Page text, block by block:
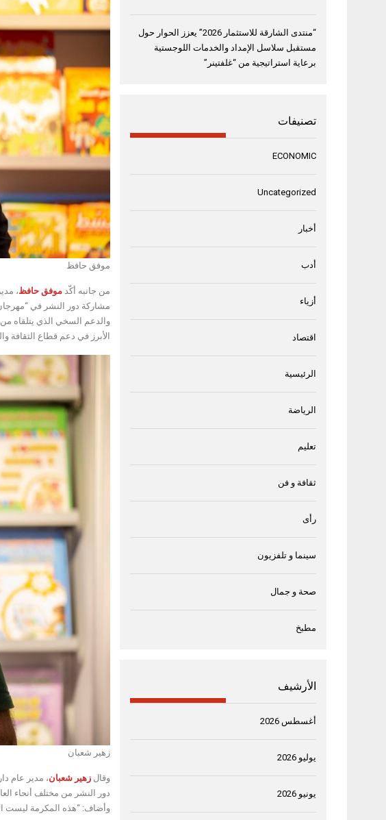
موفق حافظ
من جانبه أكّد موفق حافظ،
مشاركة دور النشر في
والدعم السخي الذي يتلقاه
الأبرز في دعم قطاع الثقافة
زهير شعبان
وقال زهير شعبان، مدير عام
دور النشر من مختلف أنحاء
وأضاف: “هذه المكرمة ليست
“منتدى الشارقة للاستثمار 2026” يعزز الحوار حول
مستقبل سلاسل الإمداد والخدمات اللوجستية
برعاية استراتيجية من “غلفتينر”
تصنيفات
ECONOMIC
Uncategorized
أخبار
أدب
أزياء
اقتصاد
الرئيسية
الرياضة
تعليم
ثقافة و فن
رأى
سينما و تلفزيون
صحة و جمال
مطبخ
الأرشيف
أغسطس 2026
يوليو 2026
يونيو 2026